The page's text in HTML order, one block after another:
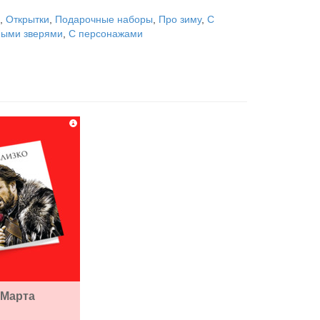
Открытки Подарочные наборы Про зиму, С
зверями С персонажами